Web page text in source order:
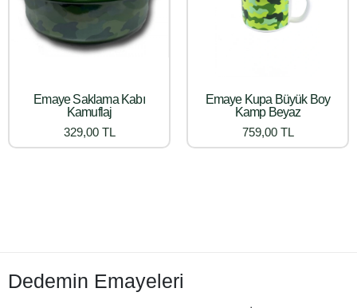
Emaye Saklama Kabı
Kamuflaj
329,00 TL
Emaye Kupa Büyük Boy
Kamp Beyaz
759,00 TL
Dedemin Emayeleri